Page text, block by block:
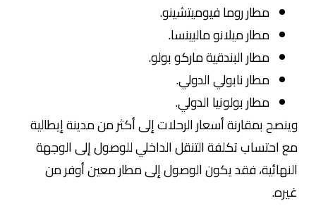
مطار روما فيوميتشينو.
مطار ميلانو مالبينسا.
مطار البندقية ماركو بولو.
مطار نابولي الدولي.
مطار بولونيا الدولي.
وينصح بمقارنة أسعار الرحلات إلى أكثر من مدينة إيطالية
مع احتساب تكلفة التنقل الداخلي للوصول إلى الوجهة
النهائية، فقد يكون الوصول إلى مطار معين أوفر من
غيره.